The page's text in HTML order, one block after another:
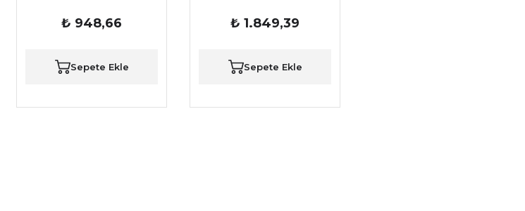
₺ 948,66
Sepete Ekle
₺ 1.849,39
Sepete Ekle